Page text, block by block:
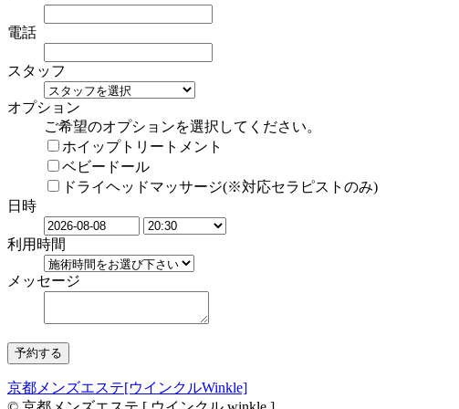
電話
スタッフ
オプション
ご希望のオプションを選択してください。
ホイップトリートメント
ベビードール
ドライヘッドマッサージ(※対応セラピストのみ)
日時
利用時間
メッセージ
京都メンズエステ[ウインクルWinkle]